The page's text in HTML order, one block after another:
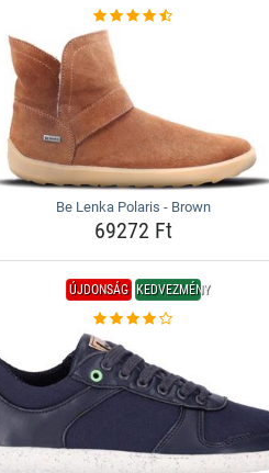
Be Lenka Polaris - Brown
69272 Ft
ÚJDONSÁG KEDVEZMÉNY